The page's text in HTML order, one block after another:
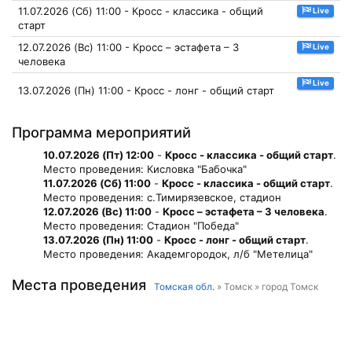
11.07.2026 (Сб) 11:00 - Кросс - классика - общий
старт
Live
12.07.2026 (Вс) 11:00 - Кросс – эстафета – 3
человека
Live
13.07.2026 (Пн) 11:00 - Кросс - лонг - общий старт
Live
Программа мероприятий
10.07.2026 (Пт) 12:00 - Кросс - классика - общий старт.
Место проведения: Кисловка "Бабочка"
11.07.2026 (Сб) 11:00 - Кросс - классика - общий старт.
Место проведения: с.Тимирязевское, стадион
12.07.2026 (Вс) 11:00 - Кросс – эстафета – 3 человека.
Место проведения: Стадион "Победа"
13.07.2026 (Пн) 11:00 - Кросс - лонг - общий старт.
Место проведения: Академгородок, л/б "Метелица"
Места проведения Томская обл. » Томск » город Томск